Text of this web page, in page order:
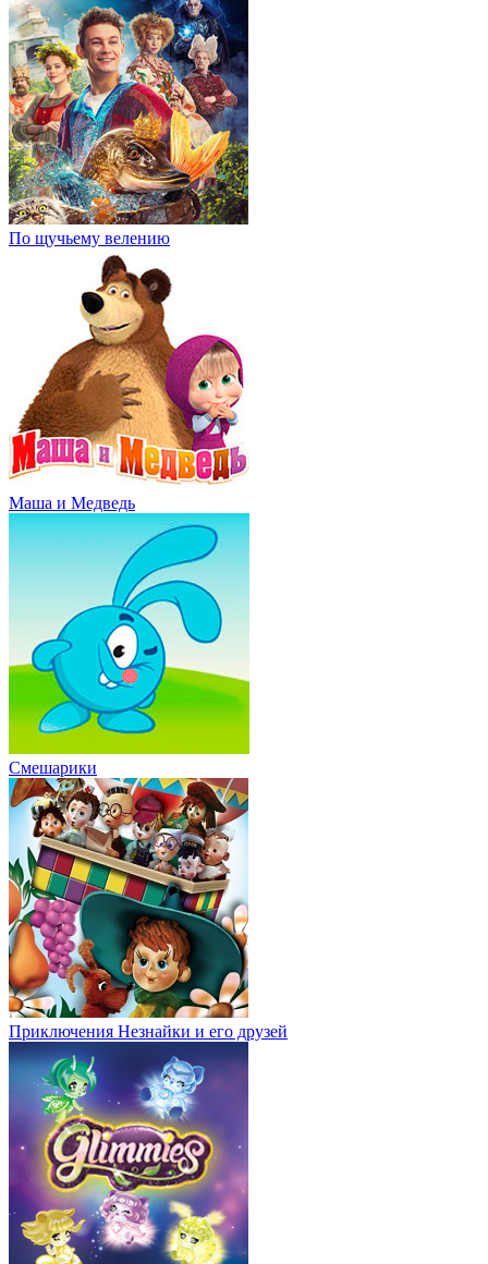
По щучьему велению
Маша и Медведь
Смешарики
Приключения Незнайки и его друзей